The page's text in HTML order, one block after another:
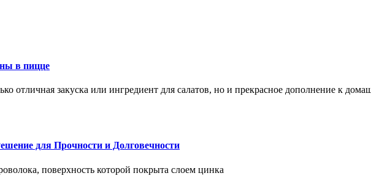
в пицце
отличная закуска или ингредиент для салатов, но и прекрасное дополнение к
для Прочности и Долговечности
поверхность которой покрыта слоем цинка